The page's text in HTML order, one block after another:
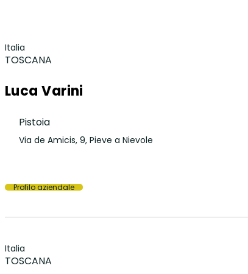
Italia
TOSCANA
Luca Varini
Pistoia
Via de Amicis, 9, Pieve a Nievole
Profilo aziendale
Italia
TOSCANA